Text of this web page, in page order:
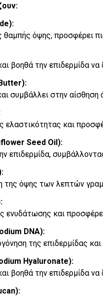
όψης, προσφέρει
βοηθά την επιδερμίδα να
συμβάλλει στην
ελαστικότητας και
Seed Oil):
επιδερμίδα,
της όψης των λεπτών
ενυδάτωσης και
DNA):
της επιδερμίδας
Hyaluronate):
βοηθά την επιδερμίδα να